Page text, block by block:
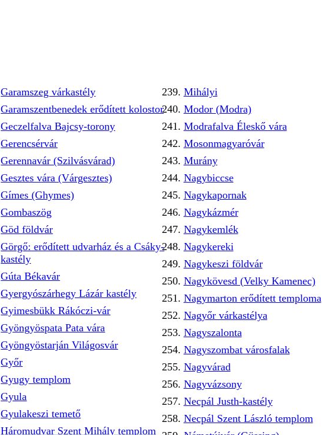
Garamszeg várkastély
Garamszentbenedek erődített kolostor
Geczelfalva Bajcsy-torony
Gerencsérvár
Gerennavár (Szilvásvárad)
Gesztes vára (Várgesztes)
Gímes (Ghymes)
Gombaszög
Göd földvár
Görgő: erődített udvarház és a Csáky-
kastély
Gúta Békavár
Gyergyószárhegy Lázár kastély
Gyimesbükk Rákóczi-vár
Gyöngyöspata Pata vára
Gyöngyöstarján Világosvár
Győr
Gyugy templom
Gyula
Gyulakeszi temető
Háromudvar Szent Mihály templom
Mihályi
Modor (Modra)
Modrafalva Éleskő vára
Mosonmagyaróvár
Murány
Nagybiccse
Nagykapornak
Nagykázmér
Nagykemlék
Nagykereki
Nagykeszi földvár
Nagykövesd (Velky Kamenec)
Nagymarton erődített temploma
Nagyőr várkastélya
Nagyszalonta
Nagyszombat városfalak
Nagyvárad
Nagyvázsony
Necpál Justh-kastély
Necpál Szent László templom